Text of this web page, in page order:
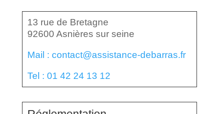
13 rue de Bretagne
92600 Asnières sur seine
Mail : contact@assistance-debarras.fr
Tel : 01 42 24 13 12